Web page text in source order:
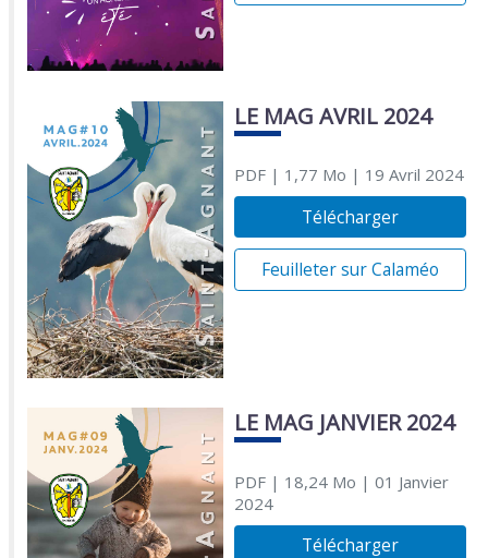
LE MAG AVRIL 2024
PDF| 1,77 Mo | 19 Avril 2024
Télécharger
Feuilleter sur Calaméo
LE MAG JANVIER 2024
PDF| 18,24 Mo | 01 Janvier
2024
Télécharger